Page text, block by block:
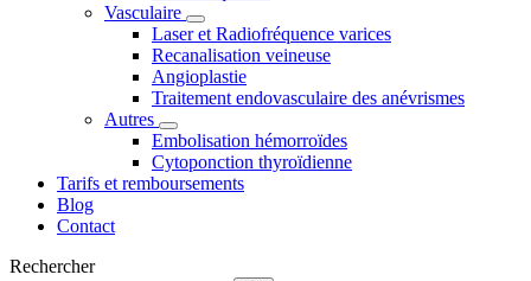
Vasculaire
Laser et Radiofréquence varices
Recanalisation veineuse
Angioplastie
Traitement endovasculaire des anévrismes
Autres
Embolisation hémorroïdes
Cytoponction thyroïdienne
Tarifs et remboursements
Blog
Contact
Rechercher